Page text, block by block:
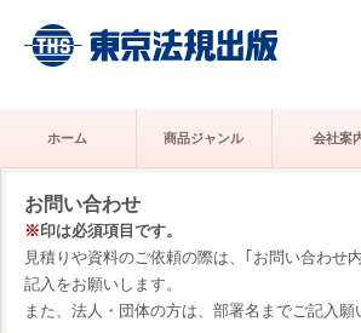
ホーム 商品ジャンル 会社案
お問い合わせ
※印は必須項目です。
見積りや資料のご依頼の際は、｢お問い合わせ
記入をお願いします。
また、法人・団体の方は、部署名までご記入願